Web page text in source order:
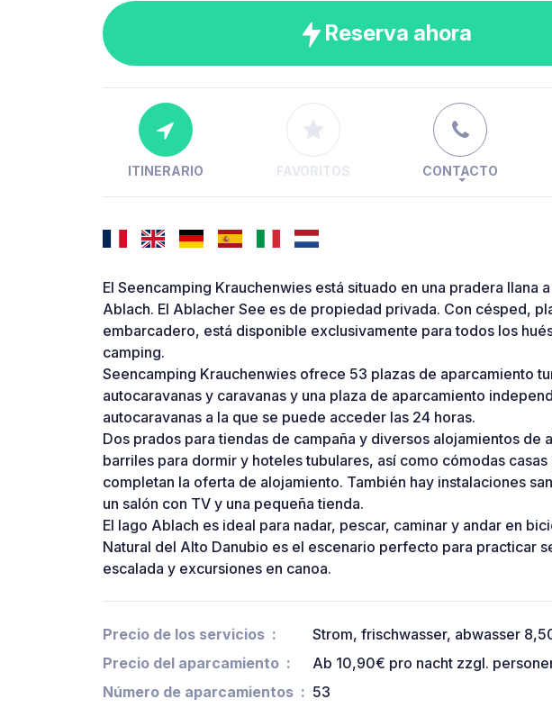
Reserva ahora
ITINERARIO FAVORITOS CONTACTO
El Seencamping Krauchenwies está situado en una pradera llana
Ablach. El Ablacher See es de propiedad privada. Con césped,
embarcadero, está disponible exclusivamente para todos los
camping.
Seencamping Krauchenwies ofrece 53 plazas de aparcamiento
autocaravanas y caravanas y una plaza de aparcamiento
autocaravanas a la que se puede acceder las 24 horas.
Dos prados para tiendas de campaña y diversos alojamientos de
barriles para dormir y hoteles tubulares, así como cómodas
completan la oferta de alojamiento. También hay instalaciones
un salón con TV y una pequeña tienda.
El lago Ablach es ideal para nadar, pescar, caminar y andar en
Natural del Alto Danubio es el escenario perfecto para practicar
escalada y excursiones en canoa.
Precio de los servicios
Strom, frischwasser, abwasser
Precio del aparcamiento
Ab 10,90€ pro nacht zzgl.
Número de aparcamientos
53